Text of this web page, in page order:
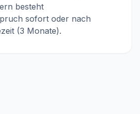
besteht
sofort oder nach
(3 Monate).